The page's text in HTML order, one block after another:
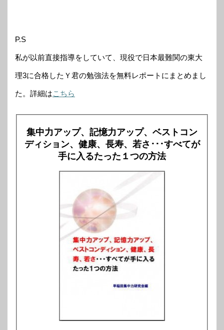
P.S
私が以前直接指導をしていて、現役で日本最難関の東大
理3に合格したＹ君の勉強法を無料レポートにまとめまし
た。詳細はこちら
集中力アップ、記憶力アップ、ベストコン
ディション、健康、長寿、若さ･･･すべてが
手に入るたった１つの方法